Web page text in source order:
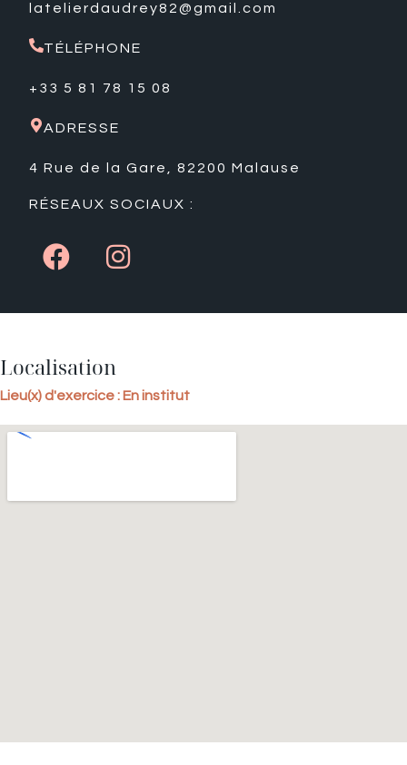
latelierdaudrey82@gmail.com
TÉLÉPHONE
+33 5 81 78 15 08
ADRESSE
4 Rue de la Gare, 82200 Malause
RÉSEAUX SOCIAUX :
Localisation
Lieu(x) d'exercice : En institut